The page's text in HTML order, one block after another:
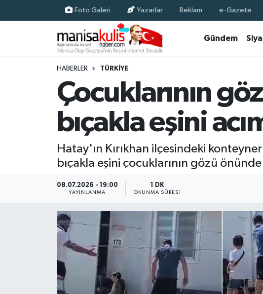
Foto Galeri Yazarlar Reklam e-Gazete
Gündem
HABERLER TÜRKIYE
Çocuklarının
bıçakla eşini
Hatay'ın Kırıkhan ilçesindeki
bıçakla eşini çocuklarının gözü
08.07.2026 - 19:00
YAYINLANMA
1 DK
OKUNMA SÜRESI
Ekonomi
Resmi İlan
Yunusemre Nöbetçi Eczaneler
Yunusemre Trafik Yoğunluk Haritası
Süper Lig Puan Durumu ve Fikstür
Tüm Manşetler
Son Dakika Haberleri
Haber Arşivi